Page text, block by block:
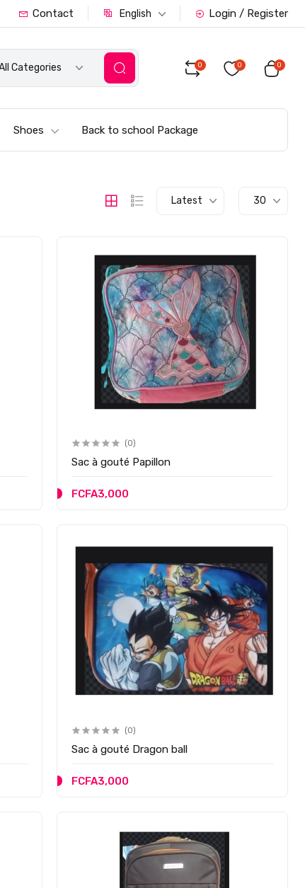
Contact English Login / Register
Categories 0 0 0
Shoes Back to school Package
Latest 30
(0)
Sac à gouté Papillon
FCFA3,000
(0)
Sac à gouté Dragon ball
FCFA3,000